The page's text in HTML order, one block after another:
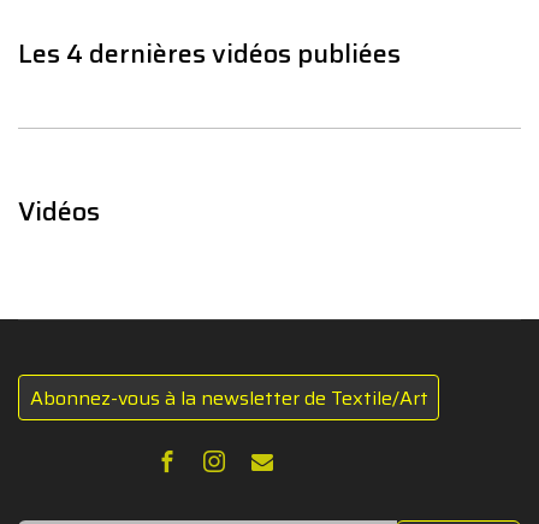
Les 4 dernières vidéos publiées
Vidéos
Abonnez-vous à la newsletter de Textile/Art